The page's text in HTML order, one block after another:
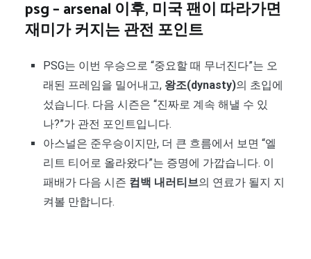
psg – arsenal 이후, 미국 팬이 따라가면
재미가 커지는 관전 포인트
PSG는 이번 우승으로 “중요할 때 무너진다”는 오
래된 프레임을 밀어내고, 왕조(dynasty)의 초입에
섰습니다. 다음 시즌은 “진짜로 계속 해낼 수 있
나?”가 관전 포인트입니다.
아스널은 준우승이지만, 더 큰 흐름에서 보면 “엘
리트 티어로 올라왔다”는 증명에 가깝습니다. 이
패배가 다음 시즌 컴백 내러티브의 연료가 될지 지
켜볼 만합니다.